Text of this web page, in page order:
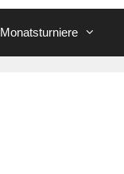
Monatsturniere